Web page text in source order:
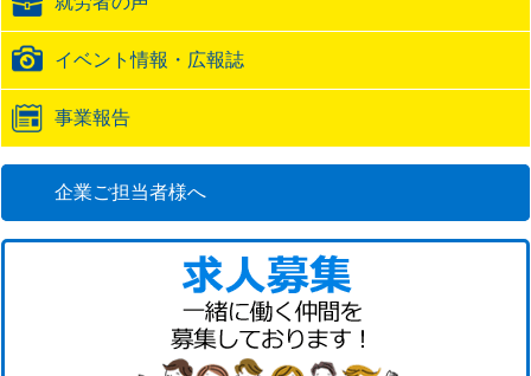
URL
イベント情報・広報誌
事業報告
企業ご担当者様へ